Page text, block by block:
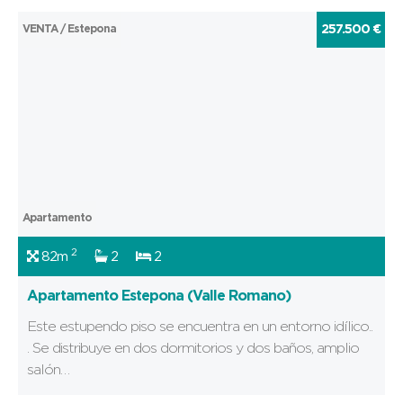
VENTA / Estepona 257.500 €
Apartamento
82m 2 2 2
Apartamento Estepona (Valle Romano)
Este estupendo piso se encuentra en un entorno idílico..
. Se distribuye en dos dormitorios y dos baños, amplio
salón…